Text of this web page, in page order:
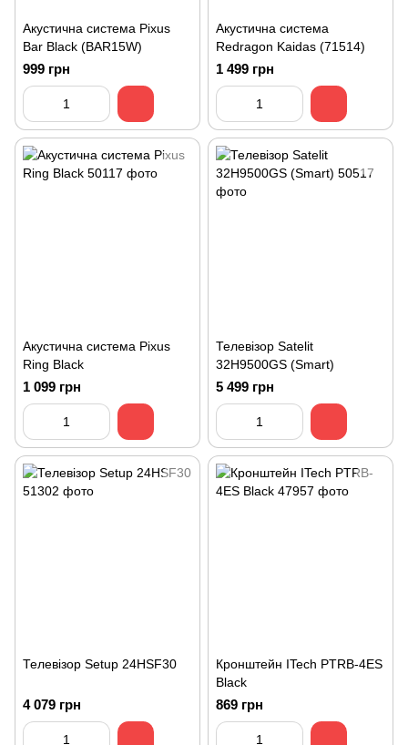
Акустична система Pixus
Bar Black (BAR15W)
999 грн
Акустична система
Redragon Kaidas (71514)
1 499 грн
Акустична система Pixus
Ring Black
1 099 грн
Телевізор Satelit
32H9500GS (Smart)
5 499 грн
Телевізор Setup 24HSF30
4 079 грн
Кронштейн ITech PTRB-4ES
Black
869 грн